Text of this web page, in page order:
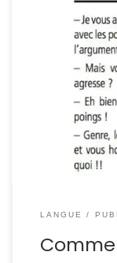
Il y a écrire et
dictées de
Bescherelle ta
journalistes
courrier des
autre : savoir
LANGUE